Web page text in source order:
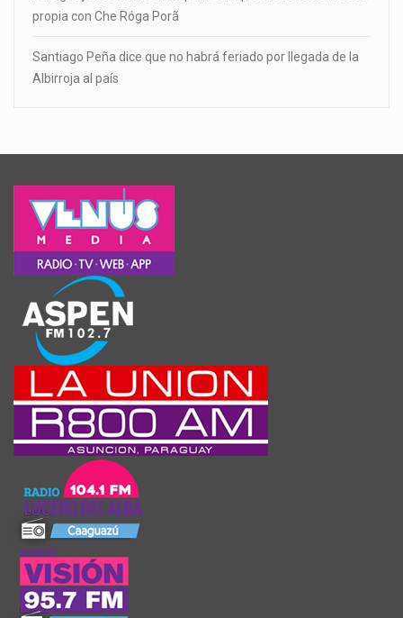
propia con Che Róga Porã
Santiago Peña dice que no habrá feriado por llegada de la
Albirroja al país